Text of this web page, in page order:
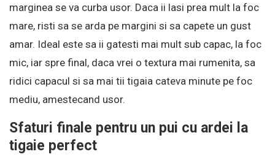
marginea se va curba usor. Daca ii lasi prea mult la foc
mare, risti sa se arda pe margini si sa capete un gust
amar. Ideal este sa ii gatesti mai mult sub capac, la foc
mic, iar spre final, daca vrei o textura mai rumenita, sa
ridici capacul si sa mai tii tigaia cateva minute pe foc
mediu, amestecand usor.
Sfaturi finale pentru un pui cu ardei la
tigaie perfect